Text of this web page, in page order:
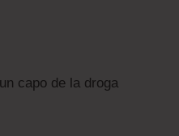
capo de la droga